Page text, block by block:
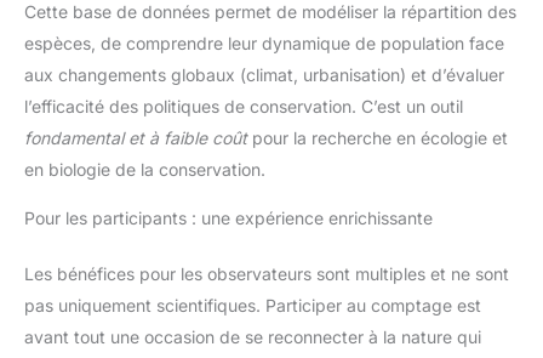
Cette base de données permet de modéliser la répartition des
espèces, de comprendre leur dynamique de population face
aux changements globaux (climat, urbanisation) et d’évaluer
l’efficacité des politiques de conservation. C’est un outil
fondamental et à faible coûtpour la recherche en écologie et
en biologie de la conservation.
Pour les participants : une expérience enrichissante
Les bénéfices pour les observateurs sont multiples et ne sont
pas uniquement scientifiques. Participer au comptage est
avant tout une occasion de se reconnecter à la nature qui